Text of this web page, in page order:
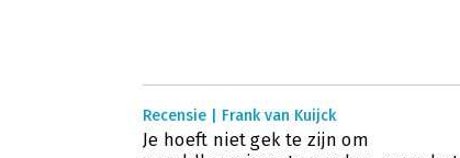
Recensie | Frank van Kuijck
Je hoeft niet gek te zijn om